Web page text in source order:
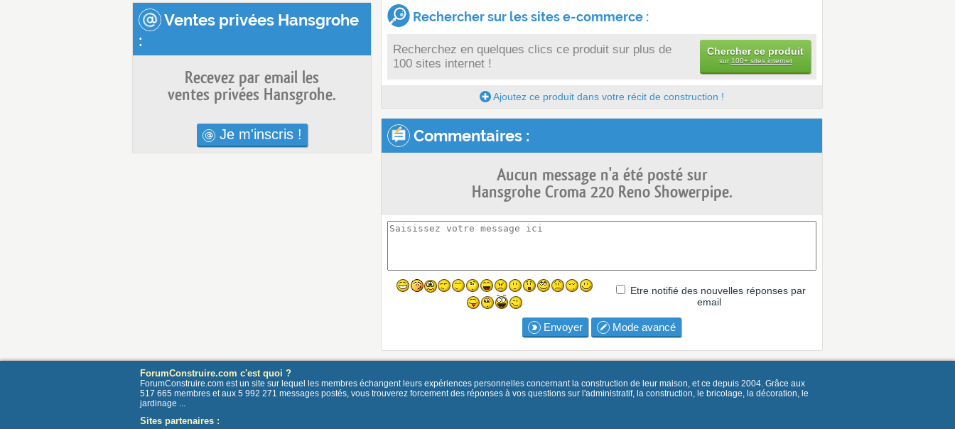
Ventes privées Hansgrohe
:
Recevez par email les
ventes privées Hansgrohe.
Je m'inscris !
Rechercher sur les sites e-commerce :
Recherchez en quelques clics ce produit sur plus de
100 sites internet !
Chercher ce produit
sur 100+ sites internet
Ajoutez ce produit dans votre récit de construction !
Commentaires :
Aucun message n'a été posté sur
Hansgrohe Croma 220 Reno Showerpipe.
Etre notifié des nouvelles réponses par
email
Envoyer Mode avancé
ForumConstruire.com c'est quoi ?
ForumConstruire.com est un site sur lequel les membres échangent leurs expériences personnelles concernant la construction de leur maison, et ce depuis 2004. Grâce aux
517 665 membres et aux 5 992 271 messages postés, vous trouverez forcement des réponses à vos questions sur l'administratif, la construction, le bricolage, la décoration, le
jardinage ...
Sites partenaires :